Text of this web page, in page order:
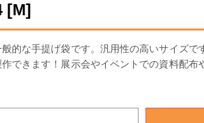
[M]
的な手提げ袋です。汎用性の高いサイズ
できます！展示会やイベントでの資料配